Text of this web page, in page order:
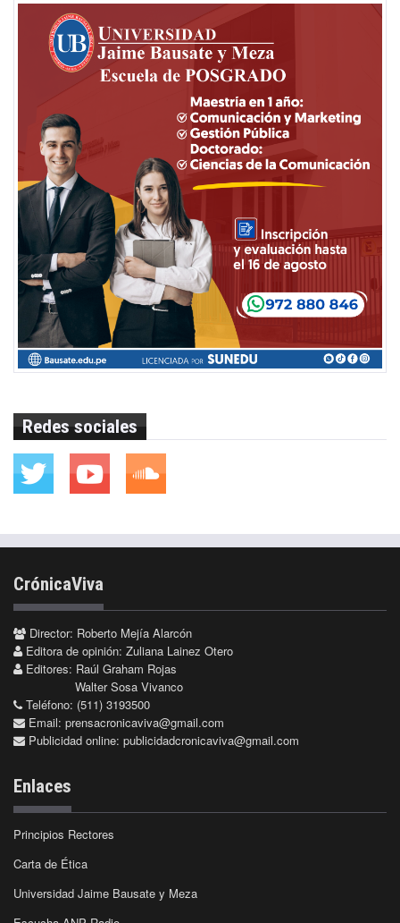
Redes sociales
CrónicaViva
Director: Roberto Mejía Alarcón
Editora de opinión: Zuliana Lainez Otero
Editores: Raúl Graham Rojas
Walter Sosa Vivanco
Teléfono: (511) 3193500
Email: prensacronicaviva@gmail.com
Publicidad online: publicidadcronicaviva@gmail.com
Enlaces
Principios Rectores
Carta de Ética
Universidad Jaime Bausate y Meza